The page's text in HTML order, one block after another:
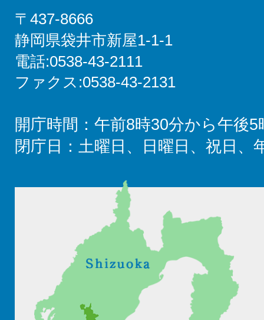
〒437-8666
静岡県袋井市新屋1-1-1
電話:0538-43-2111
ファクス:0538-43-2131
開庁時間：午前8時30分から午後5
閉庁日：土曜日、日曜日、祝日、